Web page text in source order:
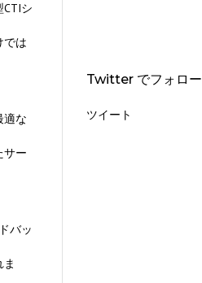
シ
では
適な
サー
バッ
Twitter でフォロー
ツイート